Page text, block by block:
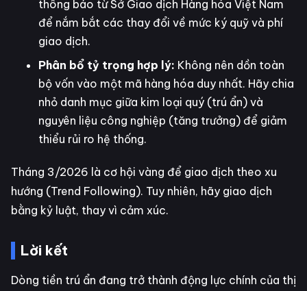
thông báo từ Sở Giao dịch Hàng hóa Việt Nam
để nắm bắt các thay đổi về mức ký quỹ và phí
giao dịch.
Phân bổ tỷ trọng hợp lý: Không nên dồn toàn
bộ vốn vào một mã hàng hóa duy nhất. Hãy chia
nhỏ danh mục giữa kim loại quý (trú ẩn) và
nguyên liệu công nghiệp (tăng trưởng) để giảm
thiểu rủi ro hệ thống.
Tháng 3/2026 là cơ hội vàng để giao dịch theo xu
hướng (Trend Following). Tuy nhiên, hãy giao dịch
bằng kỷ luật, thay vì cảm xúc.
Lời kết
Dòng tiền trú ẩn đang trở thành động lực chính của thị